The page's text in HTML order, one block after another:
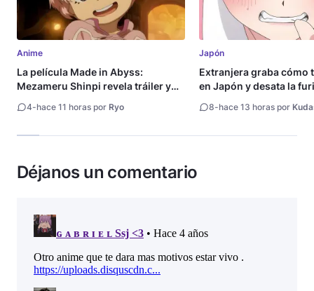
Anime
La película Made in Abyss:
Mezameru Shinpi revela tráiler y
4-hace 11 horas por Ryo
Japón
Extranjera graba cómo
en Japón y desata la
8-hace 13 horas por
Déjanos un comentario